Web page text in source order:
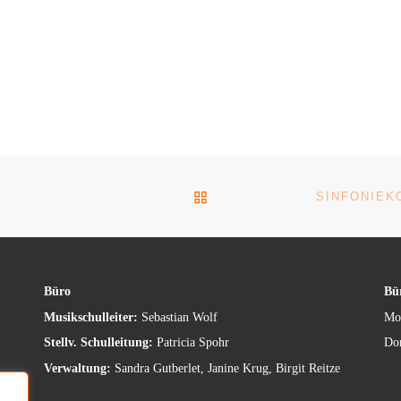
BACK TO POST LIST
Büro
Musikschulleiter: Sebastian Wolf
Stellv. Schulleitung: Patricia Spohr
Verwaltung: Sandra Gutberlet, Janine Krug, Birgit Reitze